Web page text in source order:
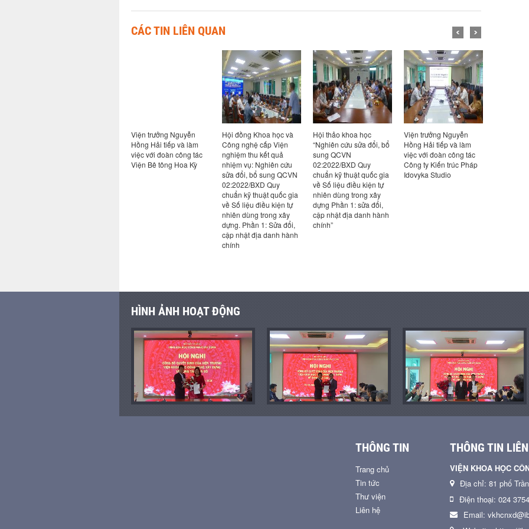
CÁC TIN LIÊN QUAN
Viện trưởng Nguyễn
Hồng Hải tiếp và làm
việc với đoàn công tác
Viện Bê tông Hoa Kỳ
Hội đồng Khoa học và
Công nghệ cấp Viện
nghiệm thu kết quả
nhiệm vụ: Nghiên cứu
sửa đổi, bổ sung QCVN
02:2022/BXD Quy
chuẩn kỹ thuật quốc gia
về Số liệu điều kiện tự
nhiên dùng trong xây
dựng. Phần 1: Sửa đổi,
cập nhật địa danh hành
Hội thảo khoa học
“Nghiên cứu sửa đổi, bổ
sung QCVN
02:2022/BXD Quy
chuẩn kỹ thuật quốc gia
về Số liệu điều kiện tự
nhiên dùng trong xây
dựng Phần 1: sửa đổi,
cập nhật địa danh hành
chính”
Viện trưởng Nguyễn
Hồng Hải tiếp và làm
việc với đoàn công tác
Công ty Kiến trúc Pháp
Idovyka Studio
Hội đồng khoa học kỹ
thuật chuyên ngành
nghiệm thu kết quả
nhiệm vụ “Nghiên cứu
phương pháp tính toán
HÌNH ẢNH HOẠT ĐỘNG
THÔNG TIN
Trang chủ
Tin tức
Thư viện
Liên hệ
THÔNG TIN
VIỆN KHOA HỌC
Địa chỉ: 81 phố
Điện thoại: 024
Email: